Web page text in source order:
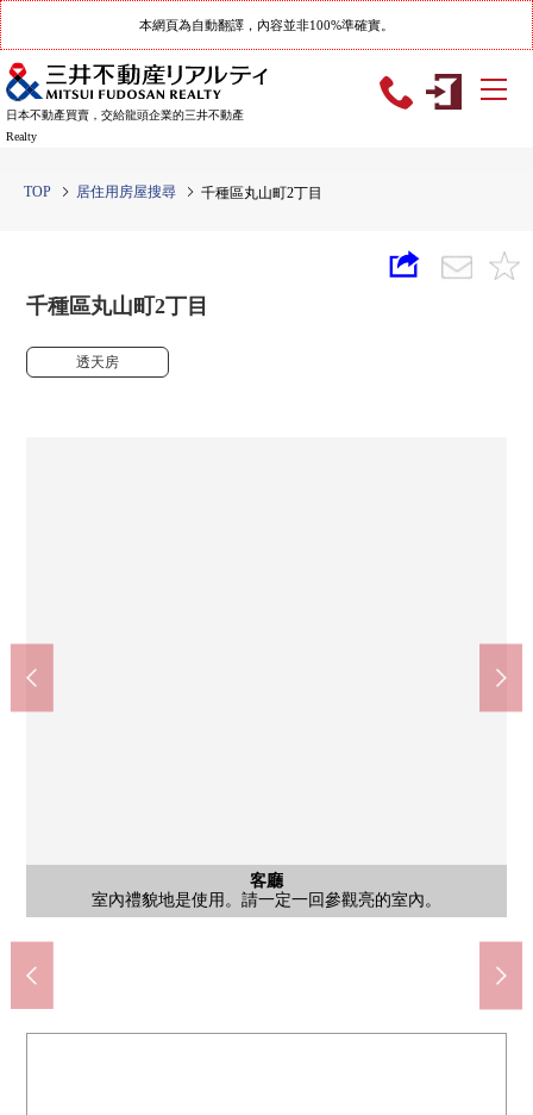
本網頁為自動翻譯，內容並非100%準確實。
日本不動產買賣，交給龍頭企業的三井不動產
Realty
TOP 居住用房屋搜尋 千種區丸山町2丁目
千種區丸山町2丁目
透天房
客廳
室內禮貌地是使用。請一定一回參觀亮的室內。
外觀
在平成11年築，室內敬重使用的住在。
客廳
來自客廳約19.1張塌塌米南側的光照良好。
客廳
因為是廣闊的房型結實地分生活空間·餐廳空白所以，在餐廳空間
東西方可以使用。
客廳
廚房
是3份爐子的廚房。一邊是省空間，一邊，關於L型，大的烹調空
間被確保。
廚房
室內
※圖片，在實際的室內照片以及戶型平面圖的基礎上，是在CG重
新顯現的"空房形象"，并且多少和實際不一樣。
室內
※圖片，在實際的室內照片以及戶型平面圖的基礎上，是在CG重
新顯現的"空房形象"，并且多少和實際不一樣。
室內
※圖片，在實際的室內照片以及戶型平面圖的基礎上，是在CG重
新顯現的"空房形象"，并且多少和實際不一樣。
室內
和式房間
室內
和式房間
室內
和式房間
公共汽車
在2022年10月，已經翻新實施。有再加熱、幫助熱水、保溫、自
動自動注水。
洗臉
在1樓洗臉室2022年10月，已經翻新實施。在有鏡子背後收納的三
面鏡型，存儲空間也豐富。
廁所
在1樓廁所2022年10月，已經翻新實施。有溫水衝洗、保溫功能。
室內
被用約1.2m寬度設計的走廊是無障礙式樣。
門口
開放性的門口廣泛地迎接顧客和家族。
風景
風景
洗臉
在2樓洗臉室2022年10月，已經翻新實施。
廁所
在2樓廁所2022年5月，已經翻新實施。有溫水衝洗、保溫功能。
卧室
在約12.0張塌塌米東南一側，陽光良好。
卧室
約8.3張塌塌米
卧室
約6.5張塌塌米
陽台
在南佐料的地貌，視線難以適合鄰地，陽光也良好。
停車場
停車位3台分鐘確保，2台分鐘，車庫被設置。有烤爐快門的，防
止犯罪面也放心。
外觀
門口路徑
外觀
在南側，足夠的空白被確保，陽光良好。
院子
院子
其他當地
路徑部分
其他當地
大門
外觀
外觀
含有前面道路的外觀
含有前面道路的外觀
含有前面道路的外觀
前面道路幅員，被確保約9.0m。(從南北方向)
含有前面道路的外觀
前面道路(北南方向)
外觀
外觀
外觀
外觀
田代小學(約850m)
城山中學(約1010m)